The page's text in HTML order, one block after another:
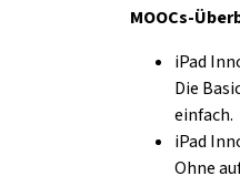
MOOCs-
iPad
Die
einfach.
iPad
Ohne